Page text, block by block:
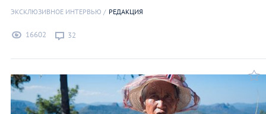
ЭКСКЛЮЗИВНОЕ ИНТЕРВЬЮ РЕДАКЦИЯ
16602 32